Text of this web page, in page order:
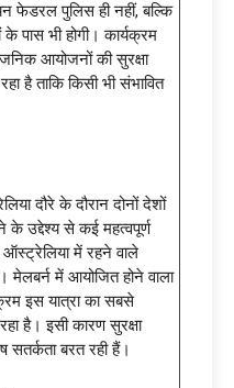
फेडरल पुलिस ही नहीं, बल्कि
पास भी होगी। कार्यक्रम
आयोजनों की सुरक्षा
है ताकि किसी भी संभावित
दौरे के दौरान दोनों देशों
के उद्देश्य से कई महत्वपूर्ण
में रहने वाले
मेलबर्न में आयोजित होने वाला
इस यात्रा का सबसे
है। इसी कारण सुरक्षा
बरत रही हैं।